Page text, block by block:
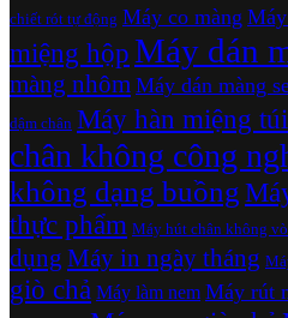
chiết rót tự động Máy co màng
miệng hộpMáy dán
màng nhôm Máy dán màng
dậm chân Máy hàn miệng
chân không công
không dạng buồng
thực phẩm Máy hút chân không
dụng Máy in ngày tháng
giò chả Máy làm nem Máy rút